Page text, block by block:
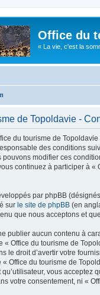
Office du
« La vie, c'est la
de Topoldavie -
du tourisme de
des conditions
pouvons modifier ces
continuez à participer à
par phpBB
sur le site de phpBB (en
que nous acceptons et
publier aucun contenu à
« Office du tourisme de
le droit d’avertir votre
Office du tourisme de
vous
votre consentement, ni «